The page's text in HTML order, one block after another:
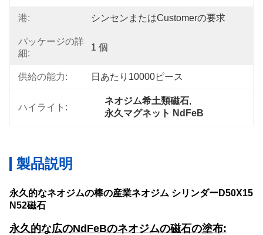
港: シンセンまたはcustomerの要求
パッケージの詳
細:
1 個
供給の能力: 日あたり10000ピース
ハイライト:
ネオジム希土類磁石,
永久マグネット NdFeB
製品説明
永久的なネオジムの棒の産業ネオジム シリンダーD50X15
N52磁石
永久的な広のNdFeBのネオジムの磁石の塗布: